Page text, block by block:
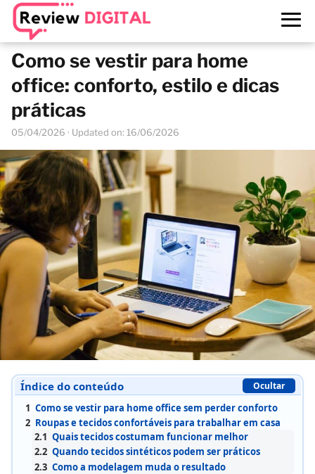
Como se vestir para home
office: conforto, estilo e dicas
práticas
05/04/2026 · Updated on: 16/06/2026
Índice do conteúdo Ocultar
1 Como se vestir para home office sem perder conforto
2 Roupas e tecidos confortáveis para trabalhar em casa
2.1 Quais tecidos costumam funcionar melhor
2.2 Quando tecidos sintéticos podem ser práticos
2.3 Como a modelagem muda o resultado